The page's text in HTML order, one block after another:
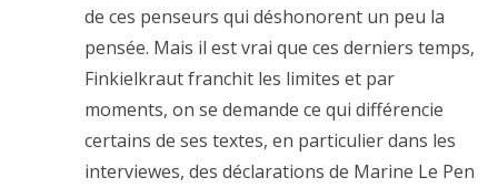
de ces penseurs qui déshonorent un peu la
pensée. Mais il est vrai que ces derniers temps,
Finkielkraut franchit les limites et par
moments, on se demande ce qui différencie
certains de ses textes, en particulier dans les
interviewes, des déclarations de Marine Le Pen